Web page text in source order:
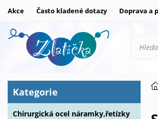
Akce Často kladené dotazy Doprava a
Kategorie
Chirurgická ocel náramky,řetízky